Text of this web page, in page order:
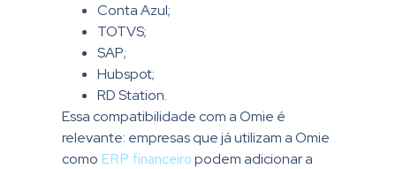
Conta Azul;
TOTVS;
SAP;
Hubspot;
RD Station.
Essa compatibilidade com a Omie é
relevante: empresas que já utilizam a Omie
como ERP financeiropodem adicionar a